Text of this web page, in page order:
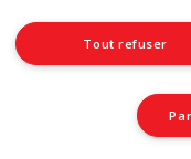
Collège van
VOSSEM
Rue des Tendeurs 1
Tout refuser